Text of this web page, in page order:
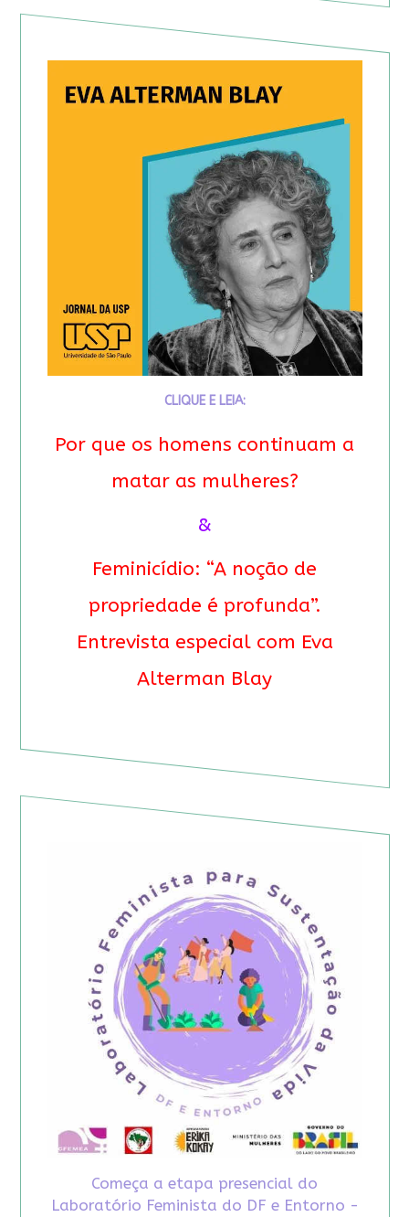
CLIQUE E LEIA:
Por que os homens continuam a
matar as mulheres?
&
Feminicídio: “A noção de
propriedade é profunda”.
Entrevista especial com Eva
Alterman Blay
Começa a etapa presencial do
Laboratório Feminista do DF e Entorno -